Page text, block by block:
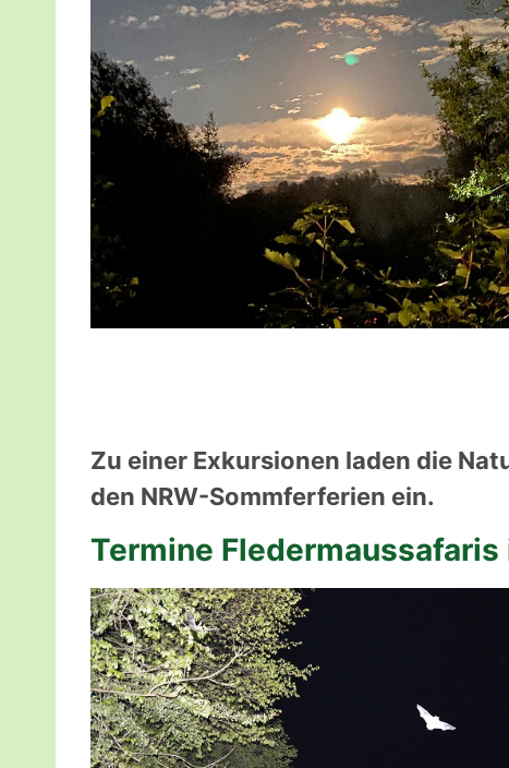
Zu einer Exkursionen laden die
den NRW-Sommferferien ein.
Termine